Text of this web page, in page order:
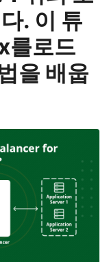
. 이 튜
를로드
을 배웁